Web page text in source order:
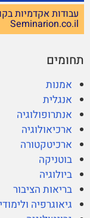
עבודות אקדמיות
Seminarion.co.il
תחומים
אמנות
אנגלית
אנתרופולוגיה
ארכיאולוגיה
ארכיטקטורה
בוטניקה
ביולוגיה
בריאות הציבור
גיאוגרפיה